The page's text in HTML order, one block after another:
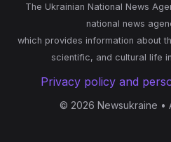
The Ukrainian National News
national news
which provides information about
scientific, and cultural life
Privacy policy and
© 2026 Newsukraine •